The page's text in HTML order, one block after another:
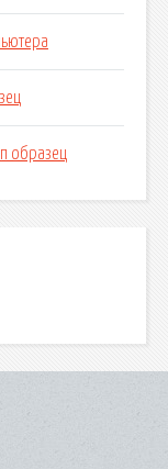
образец